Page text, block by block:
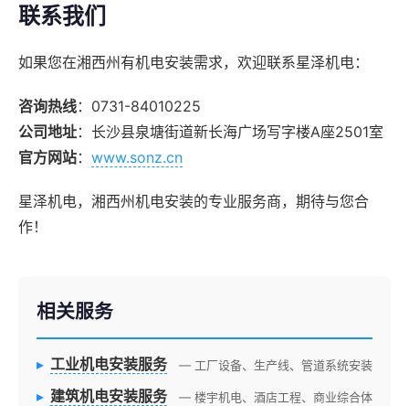
联系我们
如果您在湘西州有机电安装需求，欢迎联系星泽机电：
咨询热线：0731-84010225
公司地址：长沙县泉塘街道新长海广场写字楼A座2501室
官方网站： www.sonz.cn
星泽机电，湘西州机电安装的专业服务商，期待与您合
作！
相关服务
▸ 工业机电安装服务 — 工厂设备、生产线、管道系统安装
▸ 建筑机电安装服务 — 楼宇机电、酒店工程、商业综合体